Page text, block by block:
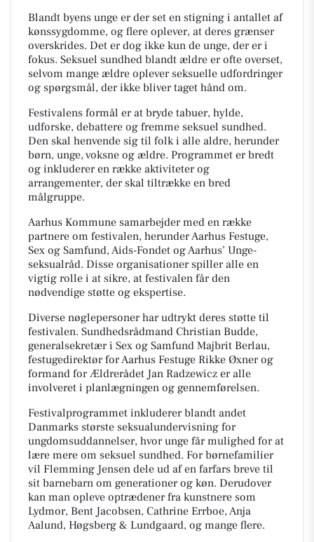
Blandt byens unge er der set en stigning i antallet af
kønssygdomme, og flere oplever, at deres grænser
overskrides. Det er dog ikke kun de unge, der er i
fokus. Seksuel sundhed blandt ældre er ofte overset,
selvom mange ældre oplever seksuelle udfordringer
og spørgsmål, der ikke bliver taget hånd om.
Festivalens formål er at bryde tabuer, hylde,
udforske, debattere og fremme seksuel sundhed.
Den skal henvende sig til folk i alle aldre, herunder
børn, unge, voksne og ældre. Programmet er bredt
og inkluderer en række aktiviteter og
arrangementer, der skal tiltrække en bred
målgruppe.
Aarhus Kommune samarbejder med en række
partnere om festivalen, herunder Aarhus Festuge,
Sex og Samfund, Aids-Fondet og Aarhus’ Unge-
seksualråd. Disse organisationer spiller alle en
vigtig rolle i at sikre, at festivalen får den
nødvendige støtte og ekspertise.
Diverse nøglepersoner har udtrykt deres støtte til
festivalen. Sundhedsrådmand Christian Budde,
generalsekretær i Sex og Samfund Majbrit Berlau,
festugedirektør for Aarhus Festuge Rikke Øxner og
formand for Ældrerådet Jan Radzewicz er alle
involveret i planlægningen og gennemførelsen.
Festivalprogrammet inkluderer blandt andet
Danmarks største seksualundervisning for
ungdomsuddannelser, hvor unge får mulighed for at
lære mere om seksuel sundhed. For børnefamilier
vil Flemming Jensen dele ud af en farfars breve til
sit barnebarn om generationer og køn. Derudover
kan man opleve optrædener fra kunstnere som
Lydmor, Bent Jacobsen, Cathrine Errboe, Anja
Aalund, Høgsberg & Lundgaard, og mange flere.